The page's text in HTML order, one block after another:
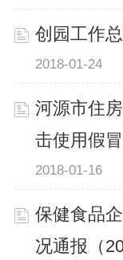
创园工作
2018-01-24
河源市住
击使用假
2018-01-16
保健食品
况通报（